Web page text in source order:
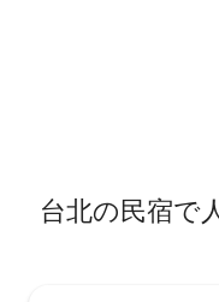
インのミックスを参
台北の民宿で